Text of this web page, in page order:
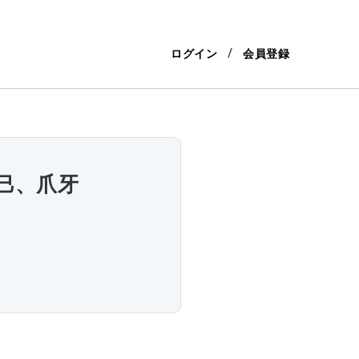
ログイン 会員登録
、爪牙